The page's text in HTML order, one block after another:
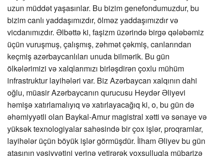
uzun müddət yaşasınlar. Bu bizim genefondumuzdur, bu
bizim canlı yaddaşımızdır, ölməz yaddaşımızdır və
vicdanımızdır. Əlbəttə ki, faşizm üzərində birgə qələbəmiz
üçün vuruşmuş, çalışmış, zəhmət çəkmiş, canlarından
keçmiş azərbaycanlıları unuda bilmərik. Bu gün
ölkələrimizi və xalqlarımızı birləşdirən çoxlu mühüm
infrastruktur layihələri var. Biz Azərbaycan xalqının dahi
oğlu, müasir Azərbaycanın qurucusu Heydər Əliyevi
həmişə xatırlamalıyıq və xatırlayacağıq ki, o, bu gün də
əhəmiyyətli olan Baykal-Amur magistral xətti və sənaye və
yüksək texnologiyalar sahəsində bir çox işlər, proqramlar,
layihələr üçün böyük işlər görmüşdür. İlham Əliyev bu gün
atasının vəsiyyətini yerinə yetirərək yoxsulluqla mübarizə